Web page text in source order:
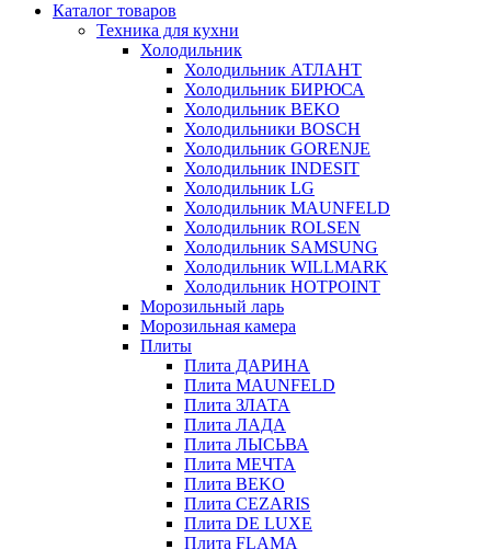
Каталог товаров
Техника для кухни
Холодильник
Холодильник АТЛАНТ
Холодильник БИРЮСА
Холодильник BEKO
Холодильники BOSCH
Холодильник GORENJE
Холодильник INDESIT
Холодильник LG
Холодильник MAUNFELD
Холодильник ROLSEN
Холодильник SAMSUNG
Холодильник WILLMARK
Холодильник HOTPOINT
Морозильный ларь
Морозильная камера
Плиты
Плита ДАРИНА
Плита MAUNFELD
Плита ЗЛАТА
Плита ЛАДА
Плита ЛЫСЬВА
Плита МЕЧТА
Плита BEKO
Плита CEZARIS
Плита DE LUXE
Плита FLAMA